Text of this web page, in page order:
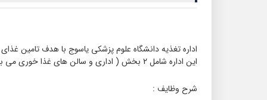
اداره تغذیه دانشگاه علوم پزشکی ياسوج با هدف تامین
این اداره شامل 2 بخش ( اداری و سالن های غذا خوری می باشد)
شرح وظایف :